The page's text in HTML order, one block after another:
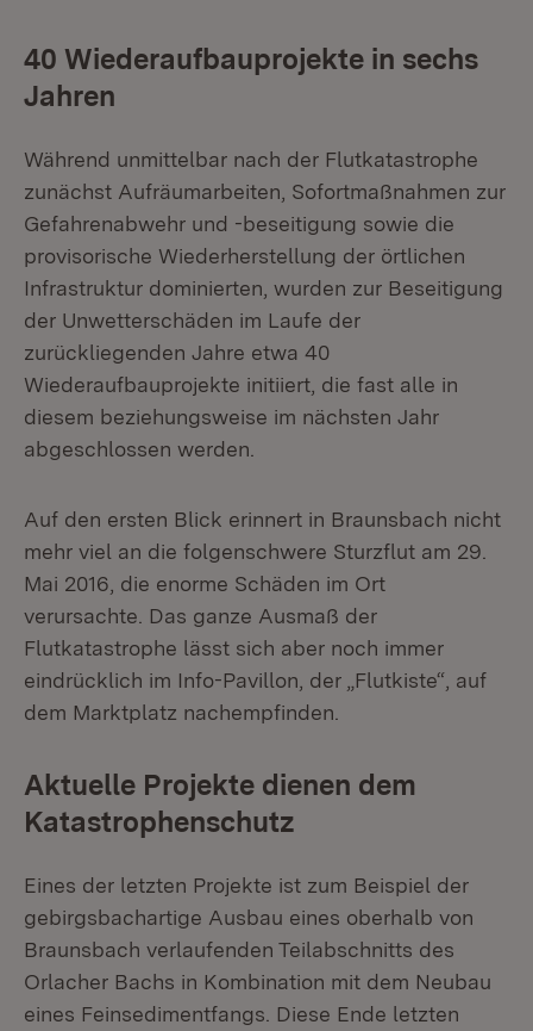
40 Wiederaufbauprojekte in sechs
Jahren
Während unmittelbar nach der Flutkatastrophe
zunächst Aufräumarbeiten, Sofortmaßnahmen zur
Gefahrenabwehr und -beseitigung sowie die
provisorische Wiederherstellung der örtlichen
Infrastruktur dominierten, wurden zur Beseitigung
der Unwetterschäden im Laufe der
zurückliegenden Jahre etwa 40
Wiederaufbauprojekte initiiert, die fast alle in
diesem beziehungsweise im nächsten Jahr
abgeschlossen werden.
Auf den ersten Blick erinnert in Braunsbach nicht
mehr viel an die folgenschwere Sturzflut am 29.
Mai 2016, die enorme Schäden im Ort
verursachte. Das ganze Ausmaß der
Flutkatastrophe lässt sich aber noch immer
eindrücklich im Info-Pavillon, der „Flutkiste“, auf
dem Marktplatz nachempfinden.
Aktuelle Projekte dienen dem
Katastrophenschutz
Eines der letzten Projekte ist zum Beispiel der
gebirgsbachartige Ausbau eines oberhalb von
Braunsbach verlaufenden Teilabschnitts des
Orlacher Bachs in Kombination mit dem Neubau
eines Feinsedimentfangs. Diese Ende letzten